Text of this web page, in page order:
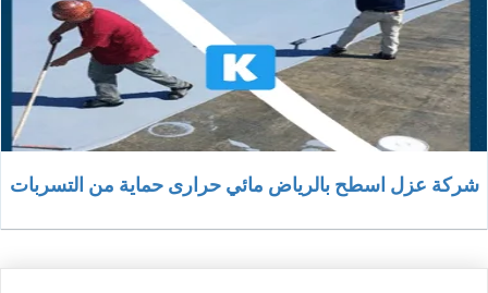
شركة عزل اسطح بالرياض مائي حرارى حماية من التسربات